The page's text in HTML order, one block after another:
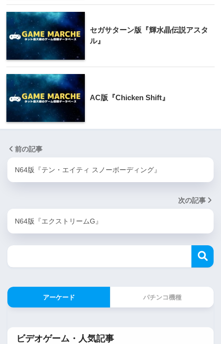
セガサターン版『輝水晶伝説アスタ
ル』
AC版『Chicken Shift』
前の記事
N64版『テン・エイティ スノーボーディング』
次の記事
N64版『エクストリームG』
アーケード パチンコ機種
ビデオゲーム・人気記事